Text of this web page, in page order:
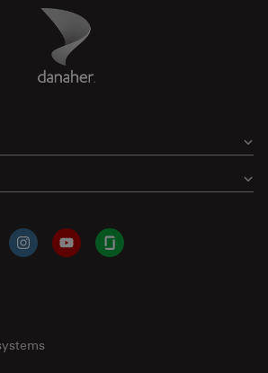
Danaher Logo
InstagramYouTubeGlassdoor